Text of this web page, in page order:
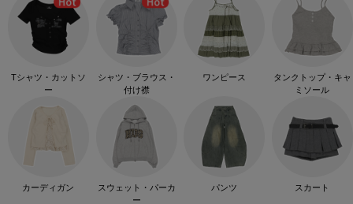
Tシャツ・カットソ
ー
シャツ・ブラウス・
付け襟
ワンピース
タンクトップ・キャ
ミソール
カーディガン
スウェット・パーカ
ー
パンツ スカート